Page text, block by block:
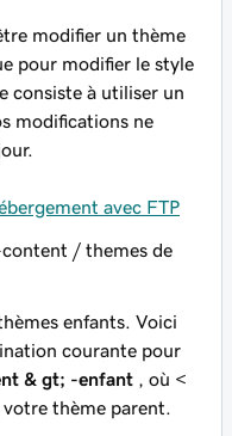
modifier un thème
pour modifier le style
consiste à utiliser un
modifications ne
avec FTP
/ themes de
enfants. Voici
courante pour
& gt; -enfant , où <
thème parent.